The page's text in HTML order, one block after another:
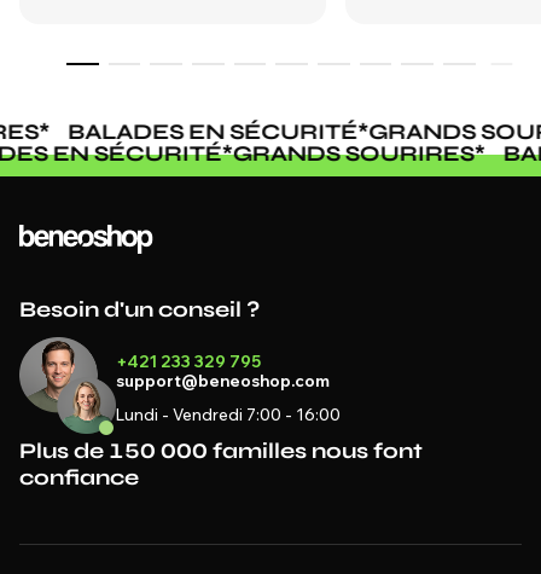
* BALADES EN SÉCURITÉ*GRANDS
EN SÉCURITÉ*GRANDS SOURIRES*
Besoin d'un conseil ?
+421 233 329 795
support@beneoshop.com
Lundi - Vendredi 7:00 - 16:00
Plus de 150 000 familles nous font
confiance